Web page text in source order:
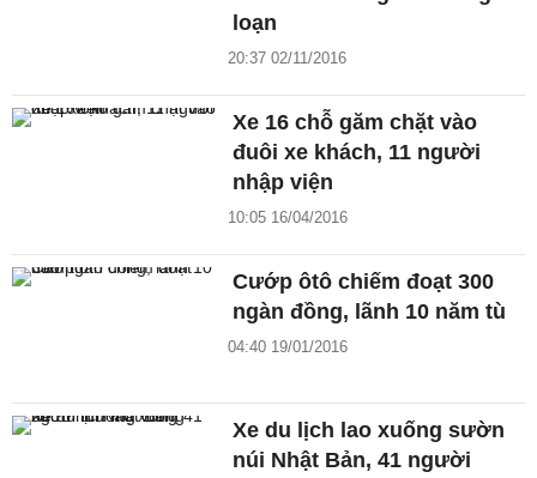
loạn
20:37 02/11/2016
Xe 16 chỗ găm chặt vào
đuôi xe khách, 11 người
nhập viện
10:05 16/04/2016
Cướp ôtô chiếm đoạt 300
ngàn đồng, lãnh 10 năm tù
04:40 19/01/2016
Xe du lịch lao xuống sườn
núi Nhật Bản, 41 người